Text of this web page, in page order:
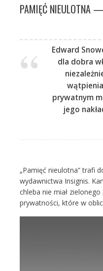
PAMIĘĆ NIEULOTNA —
Edward
dla dobra
prywatnym
jego
„Pamięć nieulotna” trafi
wydawnictwa Insignis.
chleba nie miał
prywatności, które w